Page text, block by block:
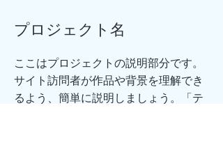
プロジェクト名
ここはプロジェクトの説明部分です。
サイト訪問者が作品や背景を理解でき
るよう、簡単に説明しましょう。「テ